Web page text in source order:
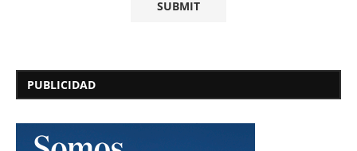
PUBLICIDAD